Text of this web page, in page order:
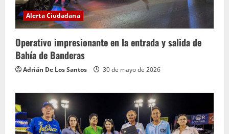
Alerta Ciudadana
Operativo impresionante en la entrada y salida de
Bahía de Banderas
Adrián De Los Santos 30 de mayo de 2026